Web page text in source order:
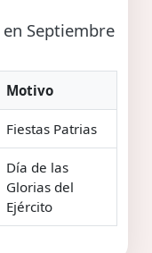
Septiembre
Motivo
Fiestas Patrias
Día de las
Glorias del
Ejército